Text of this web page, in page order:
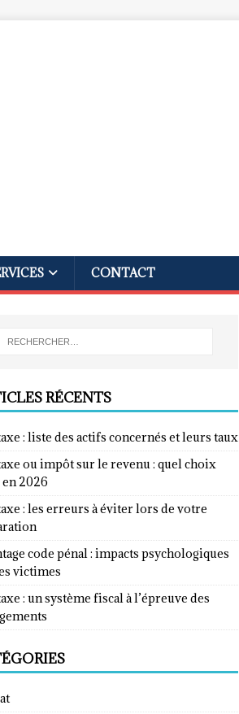
CONTACT
RÉCENTS
: liste des actifs concernés et leurs taux
ou impôt sur le revenu : quel choix
2026
: les erreurs à éviter lors de votre
code pénal : impacts psychologiques
victimes
: un système fiscal à l’épreuve des